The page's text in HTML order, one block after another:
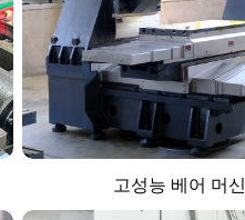
고성능 베어 머신